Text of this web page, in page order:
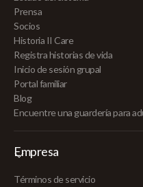
Prensa
Socios
Historia II Care
Registra historias de vida
Inicio de sesión grupal
Portal familiar
Blog
Encuentre una guardería para
Empresa
Términos de servicio